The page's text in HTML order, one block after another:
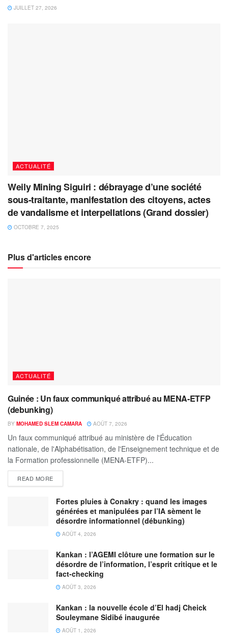
JUILLET 27, 2026
ACTUALITÉ
Weily Mining Siguiri : débrayage d’une société
sous-traitante, manifestation des citoyens, actes
de vandalisme et interpellations (Grand dossier)
OCTOBRE 7, 2025
Plus d'articles encore
ACTUALITÉ
Guinée : Un faux communiqué attribué au MENA-ETFP
(debunking)
BY MOHAMED SLEM CAMARA AOÛT 7, 2026
Un faux communiqué attribué au ministère de l'Éducation
nationale, de l'Alphabétisation, de l'Enseignement technique et de
la Formation professionnelle (MENA-ETFP)...
READ MORE
Fortes pluies à Conakry : quand les images
générées et manipulées par l’IA sèment le
désordre informationnel (débunking)
AOÛT 4, 2026
Kankan : l’AGEMI clôture une formation sur le
désordre de l’information, l’esprit critique et le
fact-checking
AOÛT 3, 2026
Kankan : la nouvelle école d’El hadj Cheick
Souleymane Sidibé inaugurée
AOÛT 1, 2026